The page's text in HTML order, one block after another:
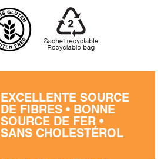
EXCELLENTE SOURCE
DE FIBRES • BONNE
SOURCE DE FER •
SANS CHOLESTÉROL